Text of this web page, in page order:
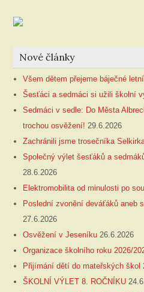
Nové články
Všem dětem přejeme báječné
Šesťáci a sedmáci si užili školní
Sedmáci v sedle: Do Města
trochou osvěžení! 29.6.2026
Zachránili jsme trosečníka
Společný výlet šesťáků a
28.6.2026
Elektromobilita od minulosti po
Poslední zvonění deváťáků aneb
27.6.2026
Osvěžení v Jeseníku 26.6.2026
Organizace školního roku 2026/
Přijímání dětí do mateřských škol
ŠKOLNÍ VÝLET 8. ROČNÍKU